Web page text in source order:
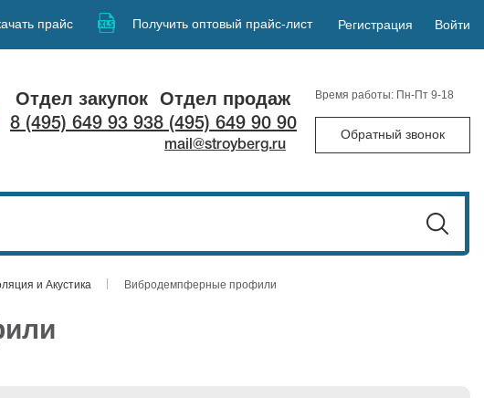
прайс Получить оптовый прайс-лист Регистрация Войти
Отдел закупок
8 (495) 649 93 93
Отдел продаж
8 (495) 649 90 90
mail@stroyberg.ru
Время работы: Пн-Пт 9-18
Обратный звонок
и Акустика Вибродемпферные профили